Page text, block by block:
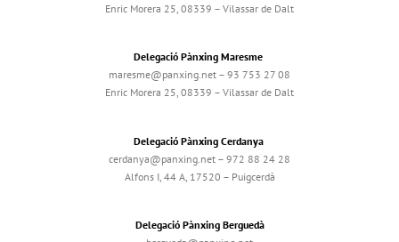
Enric Morera 25, 08339 – Vilassar de Dalt
Delegació Pànxing Maresme
maresme@panxing.net – 93 753 27 08
Enric Morera 25, 08339 – Vilassar de Dalt
Delegació Pànxing Cerdanya
cerdanya@panxing.net – 972 88 24 28
Alfons I, 44 A, 17520 – Puigcerdà
Delegació Pànxing Berguedà